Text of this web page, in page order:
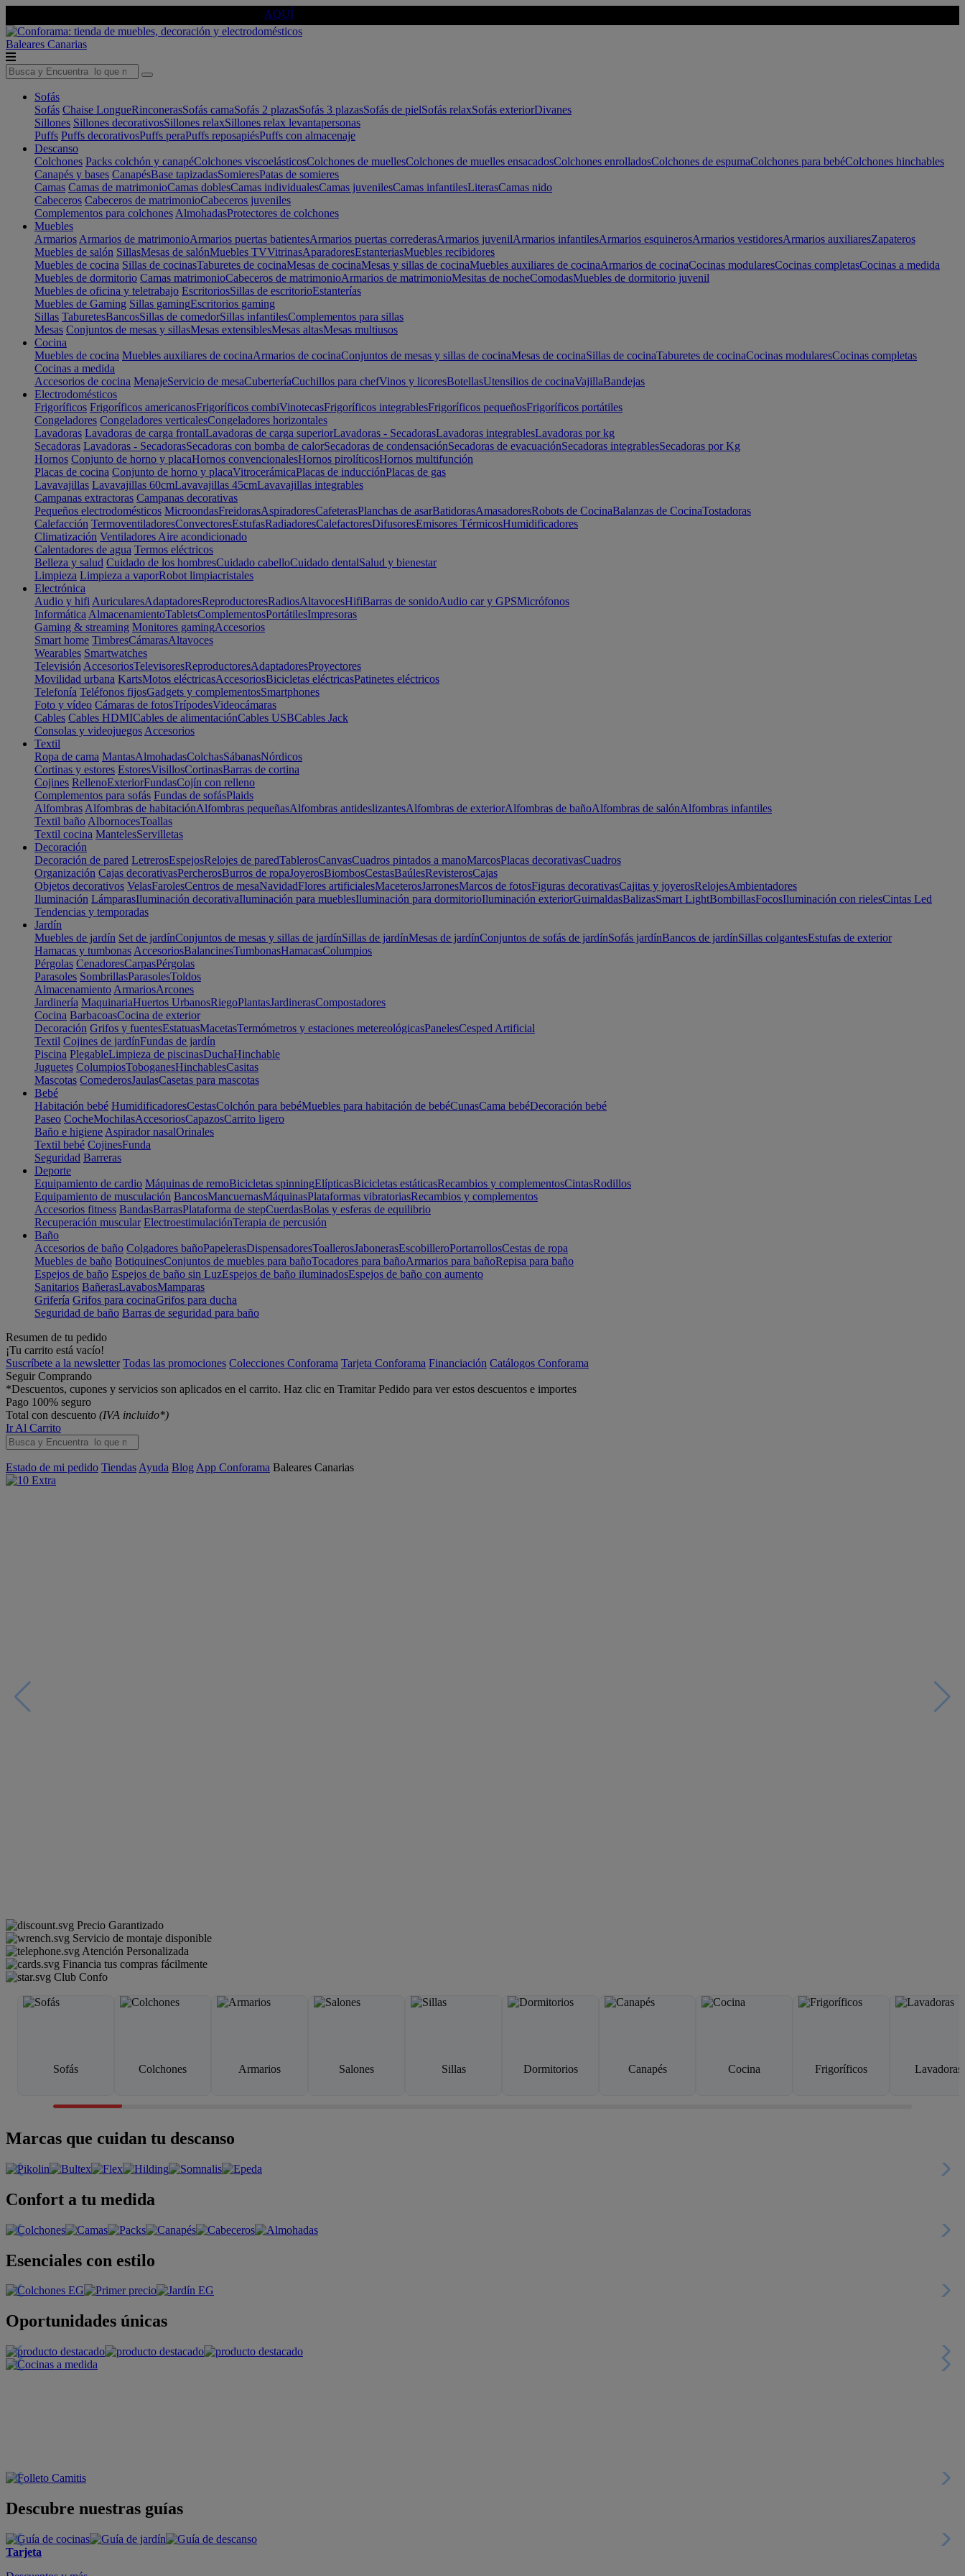
AQUÍ
Baleares Canarias
Sofás
Sofás Chaise LongueRinconerasSofás camaSofás 2 plazasSofás 3 plazasSofás de pielSofás relaxSofás exteriorDivanes
Sillones Sillones decorativosSillones relaxSillones relax levantapersonas
Puffs Puffs decorativosPuffs peraPuffs reposapiésPuffs con almacenaje
Descanso
Colchones Packs colchón y canapéColchones viscoelásticosColchones de muellesColchones de muelles ensacadosColchones enrolladosColchones de espumaColchones para bebéColchones hinchables
Canapés y bases CanapésBase tapizadasSomieresPatas de somieres
Camas Camas de matrimonioCamas doblesCamas individualesCamas juvenilesCamas infantilesLiterasCamas nido
Cabeceros Cabeceros de matrimonioCabeceros juveniles
Complementos para colchones AlmohadasProtectores de colchones
Muebles
Armarios Armarios de matrimonioArmarios puertas batientesArmarios puertas correderasArmarios juvenilArmarios infantilesArmarios esquinerosArmarios vestidoresArmarios auxiliaresZapateros
Muebles de salón SillasMesas de salónMuebles TVVitrinasAparadoresEstanteriasMuebles recibidores
Muebles de cocina Sillas de cocinasTaburetes de cocinaMesas de cocinaMesas y sillas de cocinaMuebles auxiliares de cocinaArmarios de cocinaCocinas modularesCocinas completasCocinas a medida
Muebles de dormitorio Camas matrimonioCabeceros de matrimonioArmarios de matrimonioMesitas de nocheComodasMuebles de dormitorio juvenil
Muebles de oficina y teletrabajo EscritoriosSillas de escritorioEstanterías
Muebles de Gaming Sillas gamingEscritorios gaming
Sillas TaburetesBancosSillas de comedorSillas infantilesComplementos para sillas
Mesas Conjuntos de mesas y sillasMesas extensiblesMesas altasMesas multiusos
Cocina
Muebles de cocina Muebles auxiliares de cocinaArmarios de cocinaConjuntos de mesas y sillas de cocinaMesas de cocinaSillas de cocinaTaburetes de cocinaCocinas modularesCocinas completas
Cocinas a medida
Accesorios de cocina MenajeServicio de mesaCuberteríaCuchillos para chefVinos y licoresBotellasUtensilios de cocinaVajillaBandejas
Electrodomésticos
Frigoríficos Frigoríficos americanosFrigoríficos combiVinotecasFrigoríficos integrablesFrigoríficos pequeñosFrigoríficos portátiles
Congeladores Congeladores verticalesCongeladores horizontales
Lavadoras Lavadoras de carga frontalLavadoras de carga superiorLavadoras - SecadorasLavadoras integrablesLavadoras por kg
Secadoras Lavadoras - SecadorasSecadoras con bomba de calorSecadoras de condensaciónSecadoras de evacuaciónSecadoras integrablesSecadoras por Kg
Hornos Conjunto de horno y placaHornos convencionalesHornos pirolíticosHornos multifunción
Placas de cocina Conjunto de horno y placaVitrocerámicaPlacas de inducciónPlacas de gas
Lavavajillas Lavavajillas 60cmLavavajillas 45cmLavavajillas integrables
Campanas extractoras Campanas decorativas
Pequeños electrodomésticos MicroondasFreidorasAspiradoresCafeterasPlanchas de asarBatidorasAmasadoresRobots de CocinaBalanzas de CocinaTostadoras
Calefacción TermoventiladoresConvectoresEstufasRadiadoresCalefactoresDifusoresEmisores TérmicosHumidificadores
Climatización Ventiladores Aire acondicionado
Calentadores de agua Termos eléctricos
Belleza y salud Cuidado de los hombresCuidado cabelloCuidado dentalSalud y bienestar
Limpieza Limpieza a vaporRobot limpiacristales
Electrónica
Audio y hifi AuricularesAdaptadoresReproductoresRadiosAltavocesHifiBarras de sonidoAudio car y GPSMicrófonos
Informática AlmacenamientoTabletsComplementosPortátilesImpresoras
Gaming & streaming Monitores gamingAccesorios
Smart home TimbresCámarasAltavoces
Wearables Smartwatches
Televisión AccesoriosTelevisoresReproductoresAdaptadoresProyectores
Movilidad urbana KartsMotos eléctricasAccesoriosBicicletas eléctricasPatinetes eléctricos
Telefonía Teléfonos fijosGadgets y complementosSmartphones
Foto y vídeo Cámaras de fotosTrípodesVideocámaras
Cables Cables HDMICables de alimentaciónCables USBCables Jack
Consolas y videojuegos Accesorios
Textil
Ropa de cama MantasAlmohadasColchasSábanasNórdicos
Cortinas y estores EstoresVisillosCortinasBarras de cortina
Cojines RellenoExteriorFundasCojín con relleno
Complementos para sofás Fundas de sofásPlaids
Alfombras Alfombras de habitaciónAlfombras pequeñasAlfombras antideslizantesAlfombras de exteriorAlfombras de bañoAlfombras de salónAlfombras infantiles
Textil baño AlbornocesToallas
Textil cocina MantelesServilletas
Decoración
Decoración de pared LetrerosEspejosRelojes de paredTablerosCanvasCuadros pintados a manoMarcosPlacas decorativasCuadros
Organización Cajas decorativasPercherosBurros de ropaJoyerosBiombosCestasBaúlesRevisterosCajas
Objetos decorativos VelasFarolesCentros de mesaNavidadFlores artificialesMaceterosJarronesMarcos de fotosFiguras decorativasCajitas y joyerosRelojesAmbientadores
Iluminación LámparasIluminación decorativaIluminación para mueblesIluminación para dormitorioIluminación exteriorGuirnaldasBalizasSmart LightBombillasFocosIluminación con rielesCintas Led
Tendencias y temporadas
Jardín
Muebles de jardín Set de jardínConjuntos de mesas y sillas de jardínSillas de jardínMesas de jardínConjuntos de sofás de jardínSofás jardínBancos de jardínSillas colgantesEstufas de exterior
Hamacas y tumbonas AccesoriosBalancinesTumbonasHamacasColumpios
Pérgolas CenadoresCarpasPérgolas
Parasoles SombrillasParasolesToldos
Almacenamiento ArmariosArcones
Jardinería MaquinariaHuertos UrbanosRiegoPlantasJardinerasCompostadores
Cocina BarbacoasCocina de exterior
Decoración Grifos y fuentesEstatuasMacetasTermómetros y estaciones metereológicasPanelesCesped Artificial
Textil Cojines de jardínFundas de jardín
Piscina PlegableLimpieza de piscinasDuchaHinchable
Juguetes ColumpiosToboganesHinchablesCasitas
Mascotas ComederosJaulasCasetas para mascotas
Bebé
Habitación bebé HumidificadoresCestasColchón para bebéMuebles para habitación de bebéCunasCama bebéDecoración bebé
Paseo CocheMochilasAccesoriosCapazosCarrito ligero
Baño e higiene Aspirador nasalOrinales
Textil bebé CojinesFunda
Seguridad Barreras
Deporte
Equipamiento de cardio Máquinas de remoBicicletas spinningElípticasBicicletas estáticasRecambios y complementosCintasRodillos
Equipamiento de musculación BancosMancuernasMáquinasPlataformas vibratoriasRecambios y complementos
Accesorios fitness BandasBarrasPlataforma de stepCuerdasBolas y esferas de equilibrio
Recuperación muscular ElectroestimulaciónTerapia de percusión
Baño
Accesorios de baño Colgadores bañoPapelerasDispensadoresToallerosJabonerasEscobilleroPortarrollosCestas de ropa
Muebles de baño BotiquinesConjuntos de muebles para bañoTocadores para bañoArmarios para bañoRepisa para baño
Espejos de baño Espejos de baño sin LuzEspejos de baño iluminadosEspejos de baño con aumento
Sanitarios BañerasLavabosMamparas
Grifería Grifos para cocinaGrifos para ducha
Seguridad de baño Barras de seguridad para baño
Resumen de tu pedido
¡Tu carrito está vacío!
Suscríbete a la newsletter Todas las promociones Colecciones Conforama Tarjeta Conforama Financiación Catálogos Conforama
Seguir Comprando
*Descuentos, cupones y servicios son aplicados en el carrito. Haz clic en Tramitar Pedido para ver estos descuentos e importes
Pago 100% seguro
Total con descuento (IVA incluido*)
Ir Al Carrito
Estado de mi pedido Tiendas Ayuda Blog App Conforama Baleares Canarias
Precio Garantizado
Servicio de montaje disponible
Atención Personalizada
Financia tus compras fácilmente
Club Confo
Sofás Colchones Armarios Salones Sillas Dormitorios Canapés Cocina Frigoríficos Lavadoras
Marcas que cuidan tu descanso
Confort a tu medida
Esenciales con estilo
Oportunidades únicas
Descubre nuestras guías
Tarjeta